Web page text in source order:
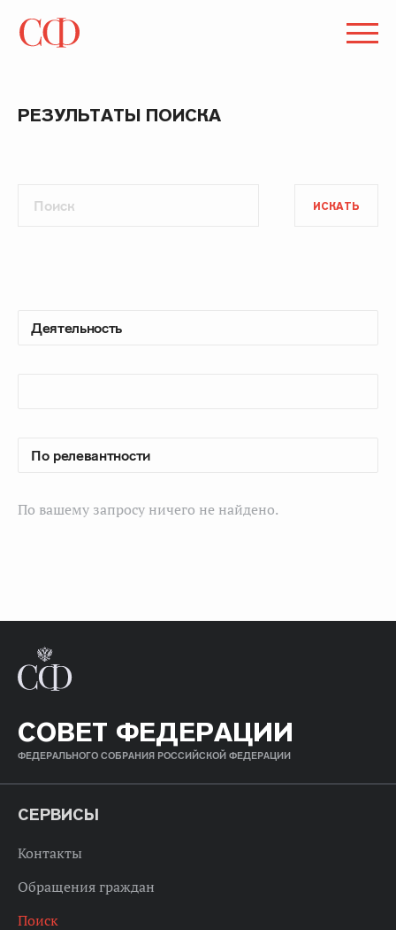
РЕЗУЛЬТАТЫ ПОИСКА
ИСКАТЬ
По вашему запросу ничего не найдено.
СОВЕТ ФЕДЕРАЦИИ
ФЕДЕРАЛЬНОГО СОБРАНИЯ РОССИЙСКОЙ ФЕДЕРАЦИИ
СЕРВИСЫ
Контакты
Обращения граждан
Поиск